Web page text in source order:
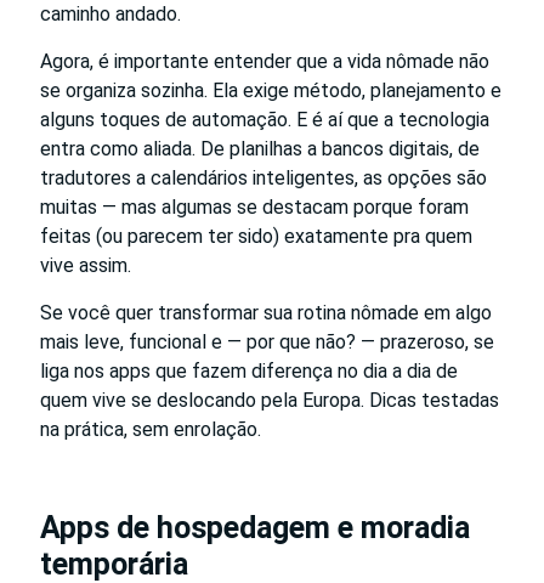
caminho andado.
Agora, é importante entender que a vida nômade não
se organiza sozinha. Ela exige método, planejamento e
alguns toques de automação. E é aí que a tecnologia
entra como aliada. De planilhas a bancos digitais, de
tradutores a calendários inteligentes, as opções são
muitas — mas algumas se destacam porque foram
feitas (ou parecem ter sido) exatamente pra quem
vive assim.
Se você quer transformar sua rotina nômade em algo
mais leve, funcional e — por que não? — prazeroso, se
liga nos apps que fazem diferença no dia a dia de
quem vive se deslocando pela Europa. Dicas testadas
na prática, sem enrolação.
Apps de hospedagem e moradia
temporária